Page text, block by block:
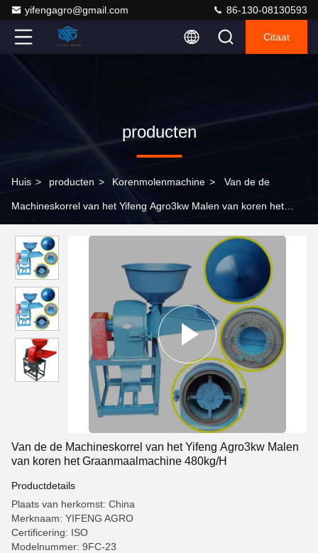
yifengagro@gmail.com 86-130-08130593
Citaat
producten
Huis > producten > Korenmolenmachine > Van de de
Machineskorrel van het Yifeng Agro3kw Malen van koren het
Van de de Machineskorrel van het Yifeng Agro3kw Malen
van koren het Graanmaalmachine 480kg/H
Productdetails
Plaats van herkomst: China
Merknaam: YIFENG AGRO
Certificering: ISO
Modelnummer: 9FC-23